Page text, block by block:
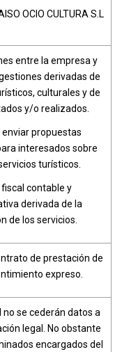
OCIO CULTURA S.L
entre la empresa y
derivadas de
culturales y de
y/o realizados.
enviar propuestas
interesados sobre
turísticos.
contable y
derivada de la
de los servicios.
de prestación de
expreso.
se cederán datos a
legal. No obstante
encargados del